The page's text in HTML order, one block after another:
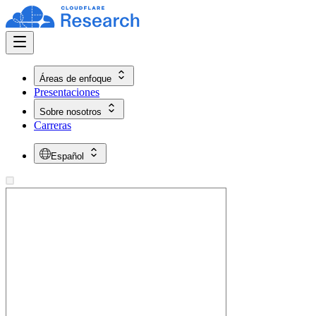
Áreas de enfoque
Presentaciones
Sobre nosotros
Carreras
Español